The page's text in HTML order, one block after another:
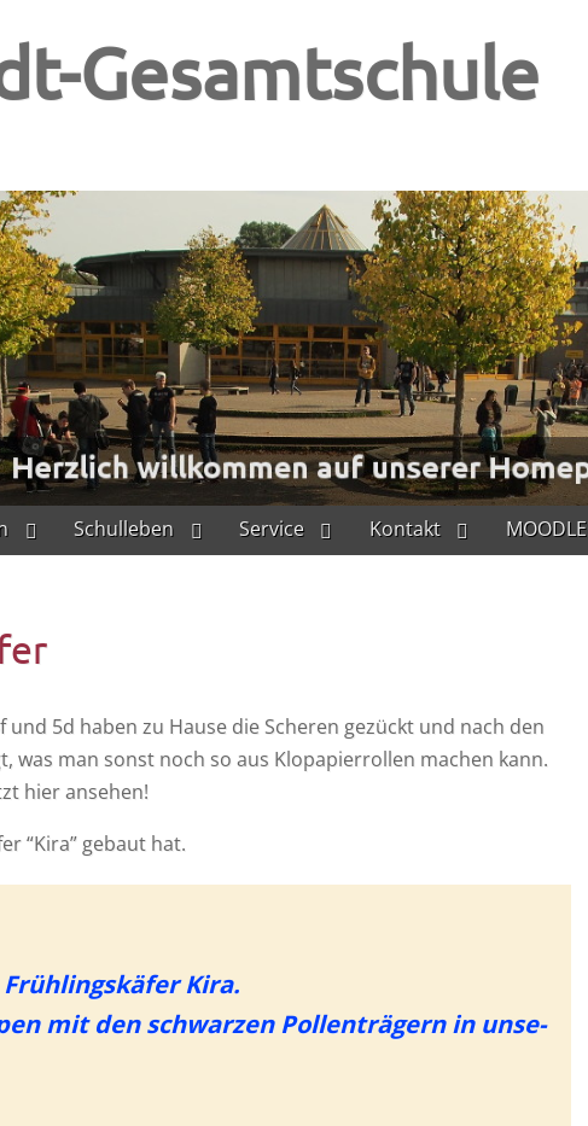
Gesamtschule
Schulleben Service Kontakt MOODLE
und 5d haben zu Hau­se die Sche­ren gezückt und nach den
was man sonst noch so aus Klo­pa­pier­rol­len machen kann.
hier ansehen!
“Kira” gebaut hat.
Kira.
mit den schwar­zen Pol­len­trä­gern in unse­